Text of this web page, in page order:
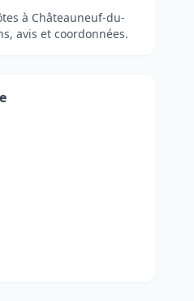
à Châteauneuf-du-
avis et coordonnées.